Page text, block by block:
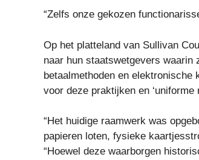
“Zelfs onze gekozen
Op het platteland van Sullivan
naar hun staatswetgevers waarin
betaalmethoden en
voor deze praktijken en
“Het huidige raamwerk was
papieren loten, fysieke
“Hoewel deze waarborgen